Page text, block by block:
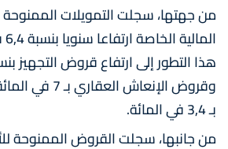
من جهتها، سجلت التمويلات الممنوحة
وقروض الإنعاش
بـ 3,4 في المائة.
من جانبها، سجلت القروض الممنوحة